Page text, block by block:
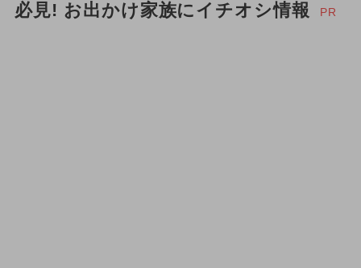
必見! お出かけ家族にイチオシ情報 PR